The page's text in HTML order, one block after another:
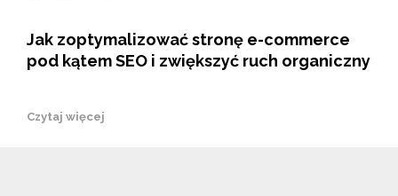
Jak zoptymalizować stronę e-commerce
pod kątem SEO i zwiększyć ruch organiczny
Czytaj więcej